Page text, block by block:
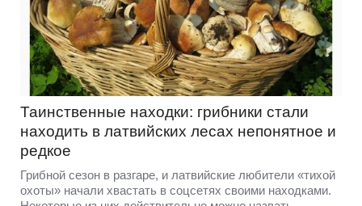
Таинственные находки: грибники стали
находить в латвийских лесах непонятное и
редкое
Грибной сезон в разгаре, и латвийские любители «тихой
охоты» начали хвастать в соцсетях своими находками.